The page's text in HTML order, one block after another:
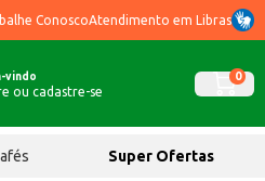
ConoscoAtendimento em Libras
vindo
ou cadastre-se
0
Super Ofertas